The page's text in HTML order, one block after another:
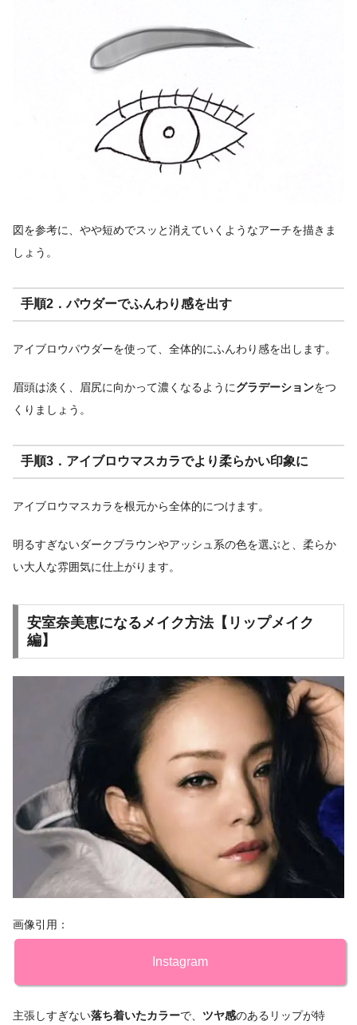
図を参考に、やや短めでスッと消えていくようなアーチを描きま
しょう。
手順2．パウダーでふんわり感を出す
アイブロウパウダーを使って、全体的にふんわり感を出します。
眉頭は淡く、眉尻に向かって濃くなるようにグラデーションをつ
くりましょう。
手順3．アイブロウマスカラでより柔らかい印象に
アイブロウマスカラを根元から全体的につけます。
明るすぎないダークブラウンやアッシュ系の色を選ぶと、柔らか
い大人な雰囲気に仕上がります。
安室奈美恵になるメイク方法【リップメイク
編】
画像引用：
Instagram
主張しすぎない落ち着いたカラーで、 ツヤ感のあるリップが特